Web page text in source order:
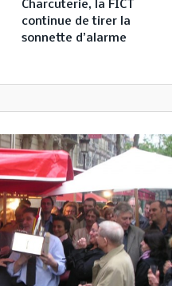
Charcuterie, la FICT
continue de tirer la
sonnette d’alarme